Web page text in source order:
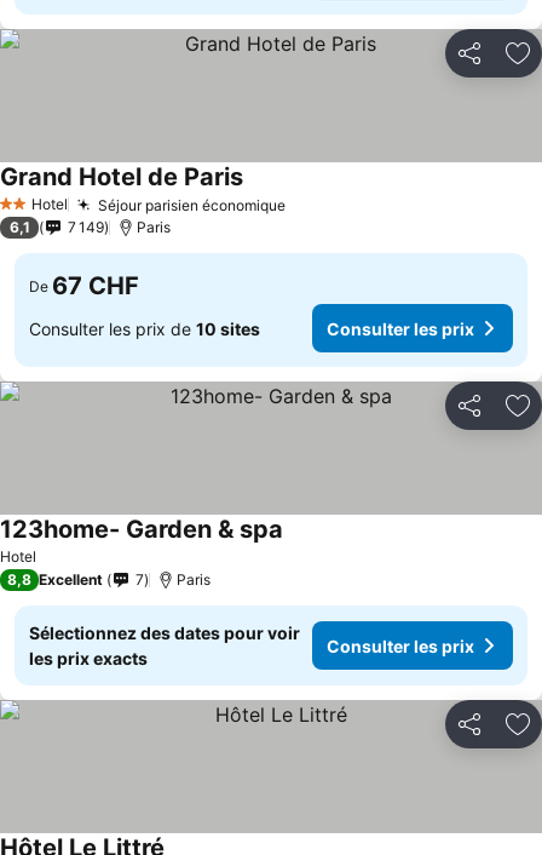
Partager
2 Étoiles
Hotel Séjour parisien économique
Grand Hotel de Paris
6,1 7 149 Paris
De 67 CHF
Consulter les prix de 10 sites Consulter les prix
Partager
Hotel
123home- Garden & spa
8,8 Excellent 7 Paris
Sélectionnez des dates pour voir
les prix exacts
Consulter les prix
Partager
Hôtel Le Littré